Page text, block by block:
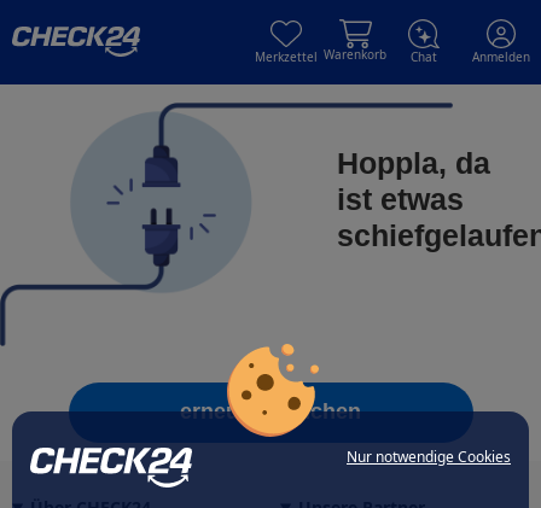
Nur notwendige Cookies
Merkzettel Warenkorb Chat Anmelden
Hoppla, da
ist etwas
erneut versuchen